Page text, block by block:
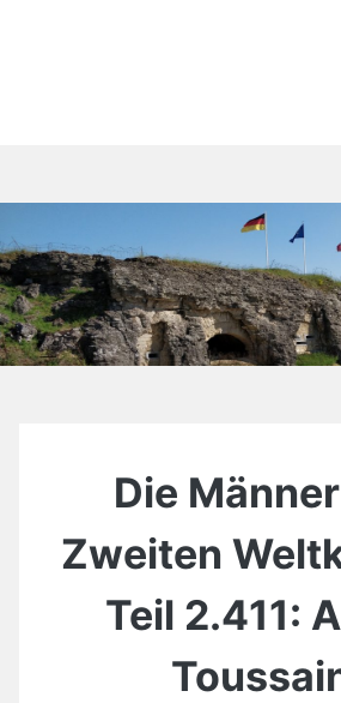
Die
Zweiten
Teil 2.411: